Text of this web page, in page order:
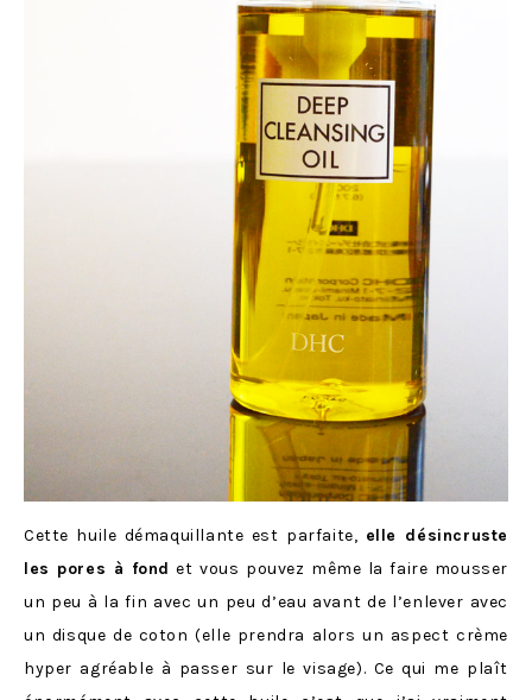
Cette huile démaquillante est parfaite, elle désincruste
les pores à fond et vous pouvez même la faire mousser
un peu à la fin avec un peu d’eau avant de l’enlever avec
un disque de coton (elle prendra alors un aspect crème
hyper agréable à passer sur le visage). Ce qui me plaît